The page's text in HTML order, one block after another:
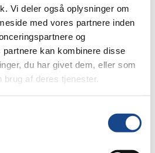
Vi deler også oplysninger om
med vores partnere inden
og
kan kombinere disse
du har givet dem, eller som
brug af deres tjenester.